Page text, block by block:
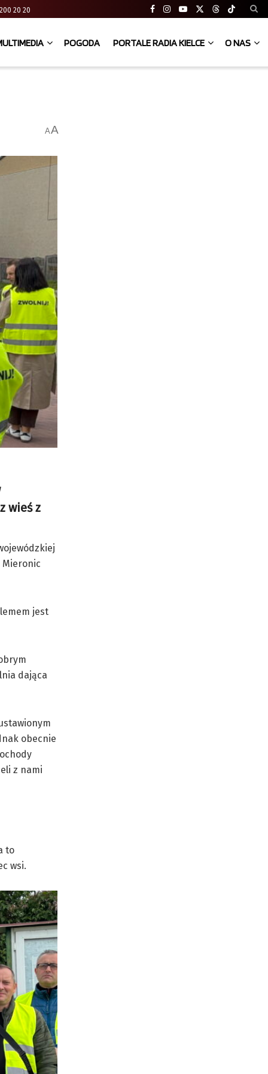
200 20 20
POGODA PORTALE RADIA KIELCE O NAS
AA
wieś z
Mieronic
jest
dająca
obecnie
z nami
to
wsi.